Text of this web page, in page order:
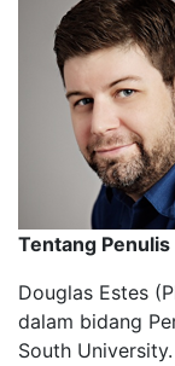
Tentang Penulis
Douglas Estes
dalam bidang
South